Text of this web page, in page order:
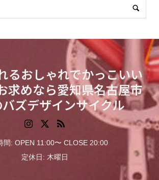
るおしゃれでかっこいい
求めなら愛知県名古屋市
ズデザインサイクル
間: OPEN 11:00〜 CLOSE 20:00
定休日: 木曜日